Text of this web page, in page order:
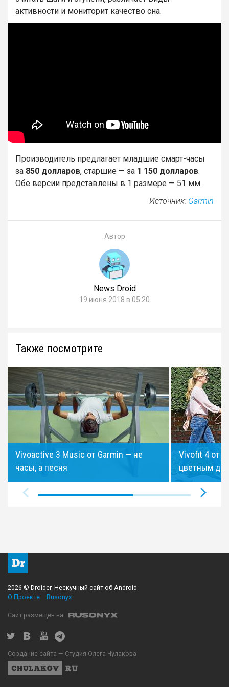
активности и мониторит качество сна.
Производитель предлагает младшие смарт-часы
за 850 долларов, старшие — за 1 150 долларов.
Обе версии представлены в 1 размере — 51 мм.
Источник: Garmin
Автор
News Droid
19 июня 2018 в 05:20
Также посмотрите
Vivoactive 3 Music от Garmin — не
часы, а песня
Vivofit 4 от
цветным
2026 © Droider. Нескучный сайт об Android
О Проекте
Rusonyx
Сайт размещен на
Создание сайта — Студия Олега Чулакова